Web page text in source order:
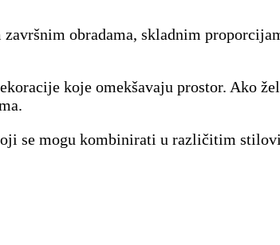
obradama, skladnim
koje omekšavaju prostor. Ako
se mogu kombinirati u različitim